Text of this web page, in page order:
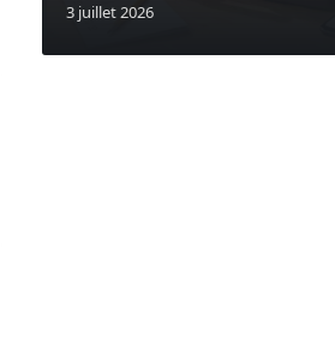
3 juillet 2026